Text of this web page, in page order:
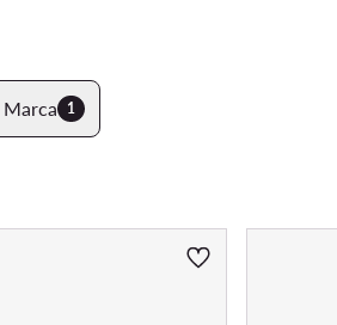
Marca 1